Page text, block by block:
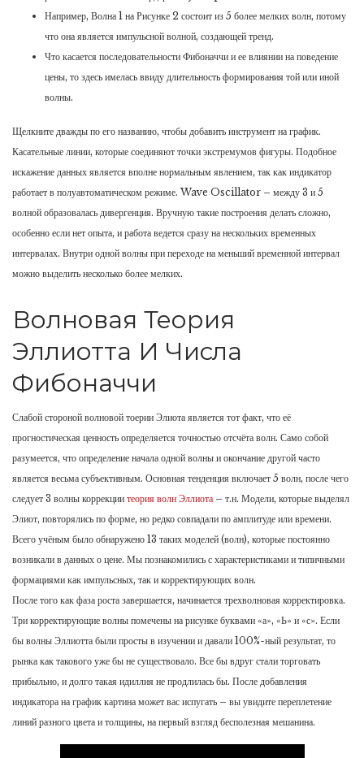
Например, Волна 1 на Рисунке 2 состоит из 5 более мелких волн, потому
что она является импульсной волной, создающей тренд.
Что касается последовательности Фибоначчи и ее влиянии на поведение
цены, то здесь имелась ввиду длительность формирования той или иной
волны.
Щелкните дважды по его названию, чтобы добавить инструмент на график.
Касательные линии, которые соединяют точки экстремумов фигуры. Подобное
искажение данных является вполне нормальным явлением, так как индикатор
работает в полуавтоматическом режиме. Wave Oscillator – между 3 и 5
волной образовалась дивергенция. Вручную такие построения делать сложно,
особенно если нет опыта, и работа ведется сразу на нескольких временных
интервалах. Внутри одной волны при переходе на меньший временной интервал
можно выделить несколько более мелких.
Волновая Теория
Эллиотта И Числа
Фибоначчи
Слабой стороной волновой тоерии Элиота является тот факт, что её
прогностическая ценность определяется точностью отсчёта волн. Само собой
разумеется, что определение начала одной волны и окончание другой часто
является весьма субъективным. Основная тенденция включает 5 волн, после чего
следует 3 волны коррекции теория волн Эллиота – т.н. Модели, которые выделял
Элиот, повторялись по форме, но редко совпадали по амплитуде или времени.
Всего учёным было обнаружено 13 таких моделей (волн), которые постоянно
возникали в данных о цене. Мы познакомились с характеристиками и типичными
формациями как импульсных, так и корректирующих волн.
После того как фаза роста завершается, начинается трехволновая корректировка.
Три корректирующие волны помечены на рисунке буквами «а», «Ь» и «с». Если
бы волны Эллиотта были просты в изучении и давали 100%-ный результат, то
рынка как такового уже бы не существовало. Все бы вдруг стали торговать
прибыльно, и долго такая идиллия не продлилась бы. После добавления
индикатора на график картина может вас испугать – вы увидите переплетение
линий разного цвета и толщины, на первый взгляд бесполезная мешанина.